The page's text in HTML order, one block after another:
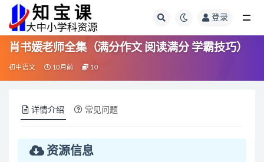
登录
肖书媛老师全集（满分作文 阅读满分 学霸技巧）
初中语文 10月前 10
详情介绍 常见问题
资源信息
全部